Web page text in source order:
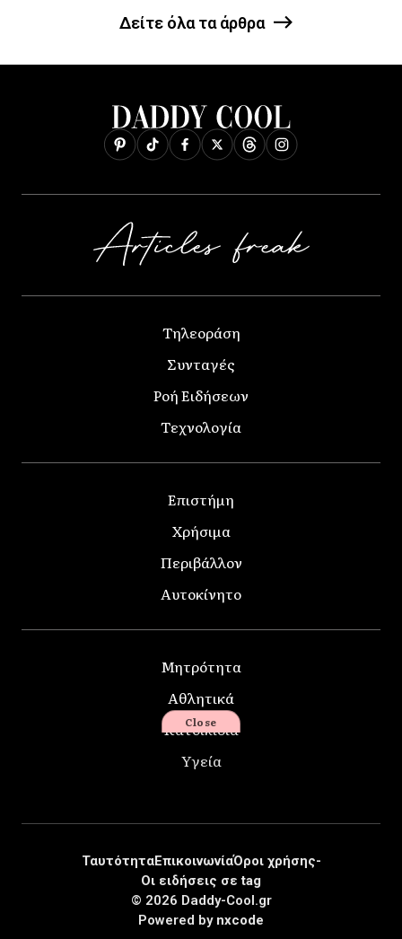
Δείτε όλα τα άρθρα
Τηλεοράση
Συνταγές
Ροή Ειδήσεων
Τεχνολογία
Επιστήμη
Χρήσιμα
Περιβάλλον
Αυτοκίνητο
Μητρότητα
Αθλητικά
Κατοικίδια
Υγεία
© 2026 Daddy-Cool.gr
ΤαυτότηταΕπικοινωνίαΌροι χρήσης-
Οι ειδήσεις σε tag
Powered by nxcode
Close